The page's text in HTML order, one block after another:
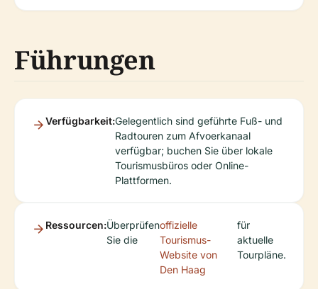
Führungen
Verfügbarkeit:Gelegentlich sind geführte Fuß- und
Radtouren zum Afvoerkanaal
verfügbar; buchen Sie über lokale
Tourismusbüros oder Online-
Plattformen.
Ressourcen:Überprüfen
Sie die
offizielle
Tourismus-
Website von
Den Haag
für
aktuelle
Tourpläne.